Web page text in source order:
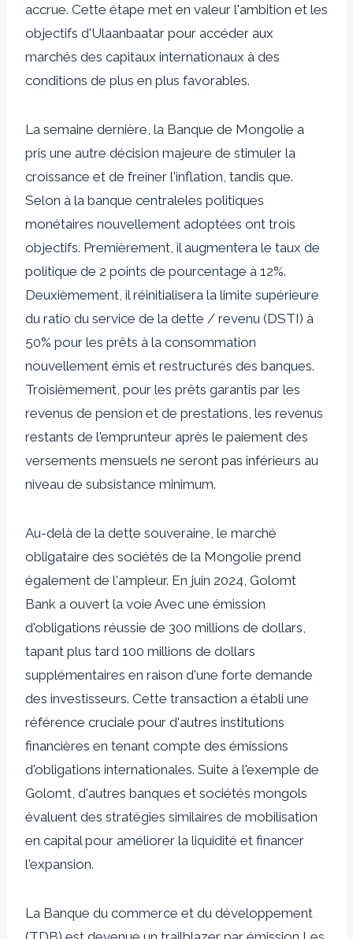
accrue. Cette étape met en valeur l'ambition et les
objectifs d'Ulaanbaatar pour accéder aux
marchés des capitaux internationaux à des
conditions de plus en plus favorables.
La semaine dernière, la Banque de Mongolie a
pris une autre décision majeure de stimuler la
croissance et de freiner l'inflation, tandis que.
Selon à la banque centraleles politiques
monétaires nouvellement adoptées ont trois
objectifs. Premièrement, il augmentera le taux de
politique de 2 points de pourcentage à 12%.
Deuxièmement, il réinitialisera la limite supérieure
du ratio du service de la dette / revenu (DSTI) à
50% pour les prêts à la consommation
nouvellement émis et restructurés des banques.
Troisièmement, pour les prêts garantis par les
revenus de pension et de prestations, les revenus
restants de l'emprunteur après le paiement des
versements mensuels ne seront pas inférieurs au
niveau de subsistance minimum.
Au-delà de la dette souveraine, le marché
obligataire des sociétés de la Mongolie prend
également de l'ampleur. En juin 2024, Golomt
Bank a ouvert la voie Avec une émission
d'obligations réussie de 300 millions de dollars,
tapant plus tard 100 millions de dollars
supplémentaires en raison d'une forte demande
des investisseurs. Cette transaction a établi une
référence cruciale pour d'autres institutions
financières en tenant compte des émissions
d'obligations internationales. Suite à l'exemple de
Golomt, d'autres banques et sociétés mongols
évaluent des stratégies similaires de mobilisation
en capital pour améliorer la liquidité et financer
l'expansion.
La Banque du commerce et du développement